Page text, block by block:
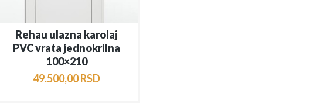
Rehau ulazna karolaj
PVC vrata jednokrilna
100×210
49.500,00RSD